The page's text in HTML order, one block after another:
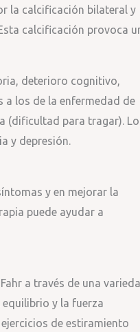
la calcificación bilateral y
calcificación provoca
deterioro cognitivo,
los de la enfermedad de
(dificultad para tragar).
y depresión.
y en mejorar la
puede ayudar a
a través de una
y la fuerza
de estiramiento